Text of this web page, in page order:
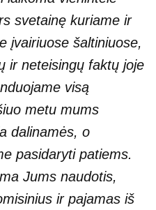
svetainę kuriame ir
įvairiuose šaltiniuose,
ir neteisingų faktų joje
visą
metu mums
dalinamės, o
pasidaryti patiems.
Jums naudotis,
ir pajamas iš